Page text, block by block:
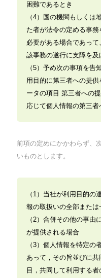
困難であるとき
（4）国の機関もしくは
た者が法令の定める事
必要がある場合であっ
該事務の遂行に支障を及
（5）予め次の事項を告
用目的に第三者への提
ータの項目 第三者への
応じて個人情報の第三
前項の定めにかかわらず、
いものとします。
（1）当社が利用目的の
報の取扱いの全部また
（2）合併その他の事由
が提供される場合
（3）個人情報を特定の
あって，その旨並びに
目，共同して利用する